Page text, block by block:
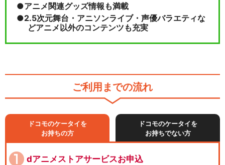
アニメ関連グッズ情報も満載
2.5次元舞台・アニソンライブ・声優バラエティな
どアニメ以外のコンテンツも充実
ご利用までの流れ
ドコモのケータイを
お持ちの方
ドコモのケータイを
お持ちでない方
dアニメストアサービスお申込